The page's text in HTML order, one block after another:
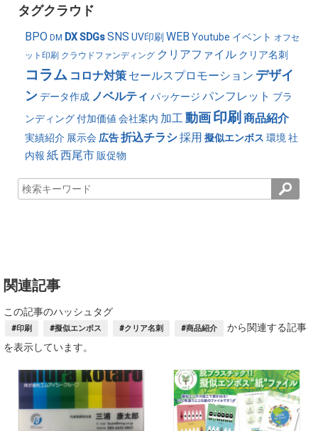
タグクラウド
BPO DM DXSDGsSNS UV印刷WEB Youtube イベント オフセ
ット印刷 クラウドファンディング クリアファイル クリア名刺
コラム コロナ対策 セールスプロモーション デザイ
ンデータ作成 ノベルティ パッケージ パンフレット ブラ
ンディング付加価値 会社案内 加工 動画印刷 商品紹介
実績紹介 展示会 広告折込チラシ採用 擬似エンボス 環境 社
内報 紙西尾市販促物
関連記事
この記事のハッシュタグ
#印刷 #擬似エンボス #クリア名刺 #商品紹介
から関連する記事
を表示しています。